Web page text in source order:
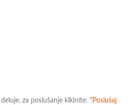
za poslušanje klkinite: "Poslušaj